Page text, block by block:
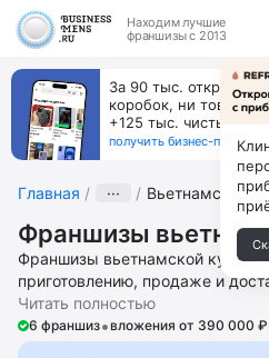
Находим лучшие
франшизы с 2013
Открой
а делают
получи 4.5
получить
Главная ··· Вьетнамская
Франшизы
Франшизы вьетнамской кухни –
приготовлению, продаже и
кухни. Открой в своем городе
доставки еды, ресторана, кафе
кухни в фуд-зоне ТЦР.
Читать полностью
6 франшиз•вложения от 390 000 ₽